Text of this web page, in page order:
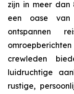
zijn in meer dan
een oase
ontspannen
crewleden
luidruchtige
rustige,